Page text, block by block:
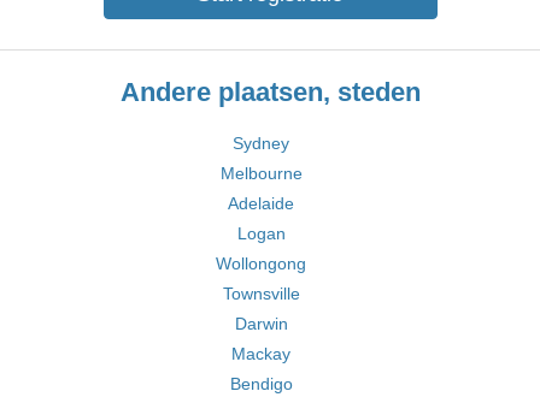
Andere plaatsen, steden
Sydney
Melbourne
Adelaide
Logan
Wollongong
Townsville
Darwin
Mackay
Bendigo